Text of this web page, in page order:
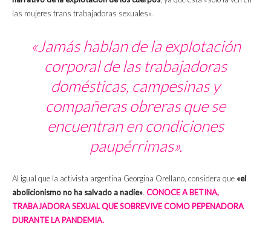
las mujeres trans trabajadoras sexuales».
«Jamás hablan de la explotación
corporal de las trabajadoras
domésticas, campesinas y
compañeras obreras que se
encuentran en condiciones
paupérrimas».
Al igual que la activista argentina Georgina Orellano, considera que «el
abolicionismo no ha salvado a nadie». CONOCE A BETINA,
TRABAJADORA SEXUAL QUE SOBREVIVE COMO PEPENADORA
DURANTE LA PANDEMIA.